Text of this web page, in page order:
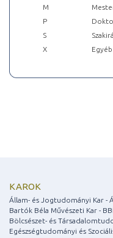
M
P
S
X
KAROK
Állam- és Jogtudományi Kar -
Bartók Béla Művészeti Kar -
Bölcsészet- és
Egészségtudományi és